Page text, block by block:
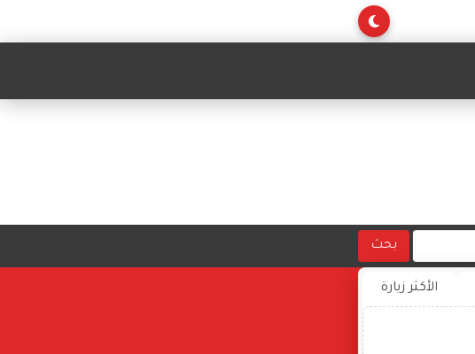
بحث
الأكثر زيارة